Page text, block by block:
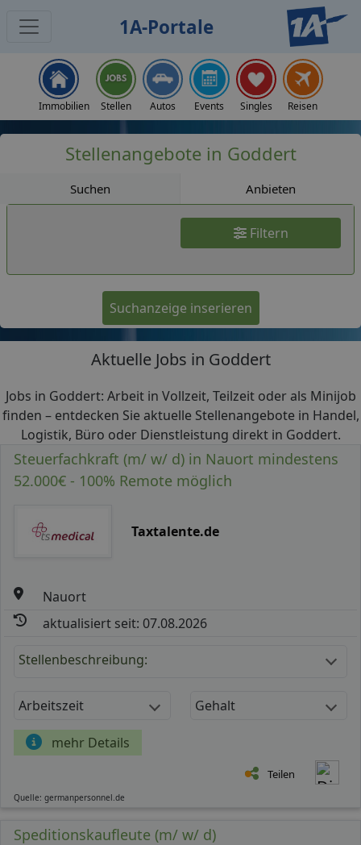
1A-Portale
Immobilien Stellen Autos Events Singles Reisen
Stellenangebote in Goddert
Suchen Anbieten
Filtern
Suchanzeige inserieren
Aktuelle Jobs in Goddert
Jobs in Goddert: Arbeit in Vollzeit, Teilzeit oder als Minijob
finden – entdecken Sie aktuelle Stellenangebote in Handel,
Logistik, Büro oder Dienstleistung direkt in Goddert.
Steuerfachkraft (m/ w/ d) in Nauort mindestens
52.000€ - 100% Remote möglich
Taxtalente.de
Nauort
aktualisiert seit: 07.08.2026
Stellenbeschreibung:
Arbeitszeit Gehalt
mehr Details
Teilen
Quelle: germanpersonnel.de
Speditionskaufleute (m/ w/ d)